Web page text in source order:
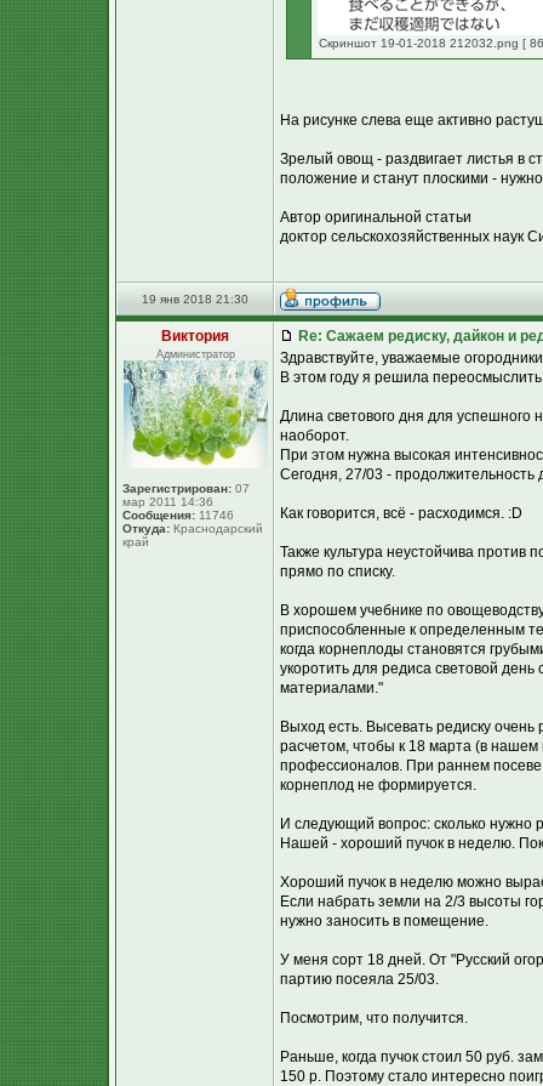
Скриншот 19-01-2018 212032.png [
На рисунке слева еще активно
Зрелый овощ - раздвигает листья в
положение и станут плоскими -
Автор оригинальной статьи
доктор сельскохозяйственных наук
19 янв 2018 21:30
Виктория
Администратор
Зарегистрирован: 07
мар 2011 14:36
Сообщения: 11746
Откуда: Краснодарский
край
Re: Сажаем редиску, дайкон и
Здравствуйте, уважаемые
В этом году я решила
Длина светового дня для успешного
наоборот.
При этом нужна высокая
Сегодня, 27/03 - продолжительность
Как говорится, всё - расходимся. :D
Также культура неустойчива против
прямо по списку.
В хорошем учебнике по
приспособленные к определенным
когда корнеплоды становятся
укоротить для редиса световой
материалами."
Выход есть. Высевать редиску
расчетом, чтобы к 18 марта (в
профессионалов. При раннем посеве
корнеплод не формируется.
И следующий вопрос: сколько нужно
Нашей - хороший пучок в неделю.
Хороший пучок в неделю можно
Если набрать земли на 2/3 высоты
нужно заносить в помещение.
У меня сорт 18 дней. От "Русский
партию посеяла 25/03.
Посмотрим, что получится.
Раньше, когда пучок стоил 50 руб.
150 р. Поэтому стало интересно